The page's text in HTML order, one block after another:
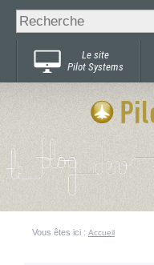
Chercher par
Recherche
avancée…
Le site
Pilot Systems
Vous êtes ici : Accueil